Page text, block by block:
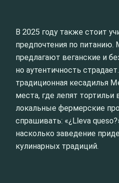
В 2025 году также стоит
предпочтения по питанию.
предлагают веганские и
но аутентичность
традиционная кесадилья
места, где лепят
локальные фермерские
спрашивать: «¿Lleva
насколько заведение
кулинарных традиций.